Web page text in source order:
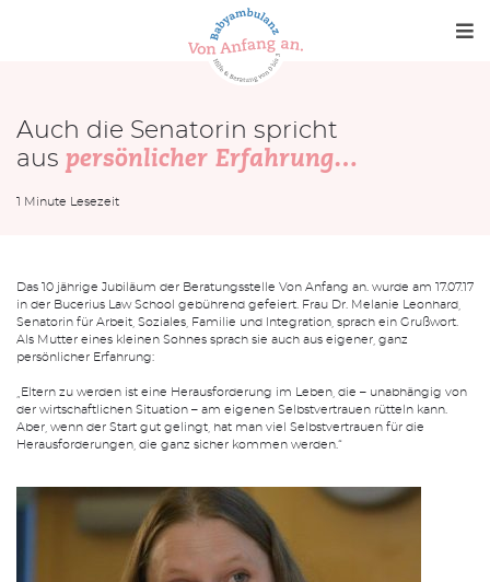
Babyambulanz
News
Medien
Auch die Senatorin spricht
aus persönlicher Erfahrung…
1 Minute Lesezeit
Das 10 jährige Jubiläum der Beratungsstelle Von Anfang an. wurde am 17.07.17
in der Bucerius Law School gebührend gefeiert. Frau Dr. Melanie Leonhard,
Senatorin für Arbeit, Soziales, Familie und Integration, sprach ein Grußwort.
Als Mutter eines kleinen Sohnes sprach sie auch aus eigener, ganz
persönlicher Erfahrung:
„Eltern zu werden ist eine Herausforderung im Leben, die – unabhängig von
der wirtschaftlichen Situation – am eigenen Selbstvertrauen rütteln kann.
Aber, wenn der Start gut gelingt, hat man viel Selbstvertrauen für die
Herausforderungen, die ganz sicher kommen werden.“